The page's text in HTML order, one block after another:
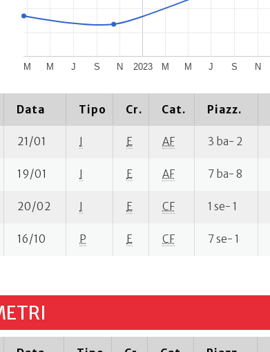
2023
M M J S N M M J S N
Data Tipo Cr. Cat. Piazz.
21/01 I E AF 3 ba- 2
19/01 I E AF 7 ba- 8
20/02 I E CF 1 se- 1
16/10 P E CF 7 se- 1